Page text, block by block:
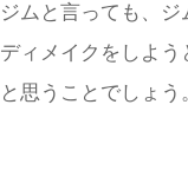
ジムと言っても、ジ
ディメイクをしよ
と思うことでしょう。